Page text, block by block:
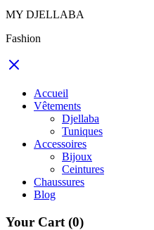
MY DJELLABA
Fashion
Accueil
Vêtements
Djellaba
Tuniques
Accessoires
Bijoux
Ceintures
Chaussures
Blog
Your Cart (0)